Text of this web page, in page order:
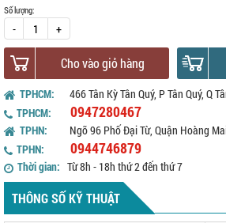
Số lượng:
- +
Cho vào giỏ hàng
TPHCM:
466 Tân Kỳ Tân Quý, P Tân Quý, Q
TPHCM:
0947280467
TPHN:
Ngõ 96 Phố Đại Từ, Quận Hoàng
TPHN:
0944746879
Thời gian: Từ 8h - 18h thứ 2 đến thứ 7
THÔNG SỐ KỸ THUẬT